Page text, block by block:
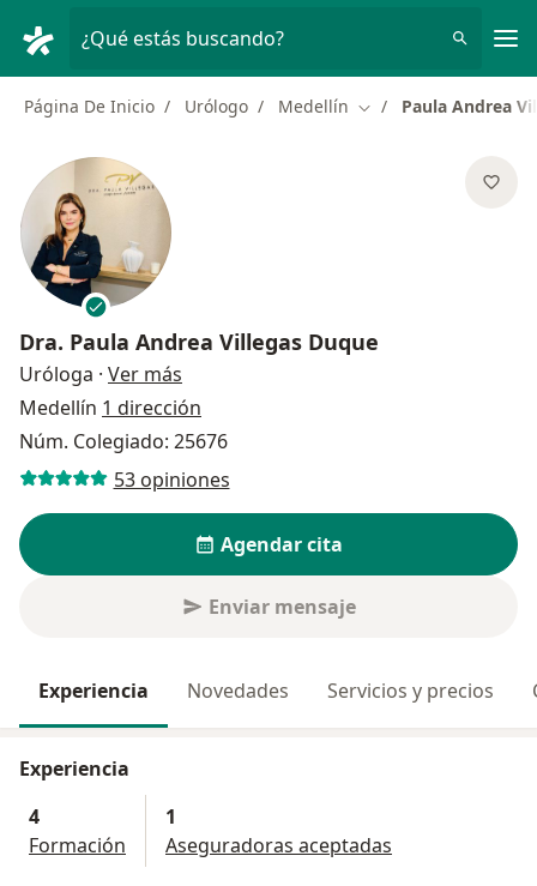
¿Qué estás buscando?
Página De Inicio Urólogo Medellín Cambiar de ciudad
Paula Andrea
Dra. Paula Andrea Villegas Duque
Uróloga · Ver más
Medellín 1 dirección
Núm. Colegiado: 25676
53 opiniones
Agendar cita
Enviar mensaje
Experiencia Novedades Servicios y precios
Experiencia
4
Formación
1
Aseguradoras aceptadas